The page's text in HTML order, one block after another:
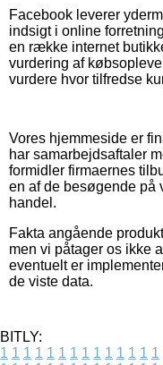
Facebook leverer
indsigt i online
en række internet
vurdering af
vurdere hvor tilfredse
Vores hjemmeside er
har samarbejdsaftaler
formidler firmaernes
en af de besøgende på
handel.
Fakta angående
men vi påtager os ikke
eventuelt er
de viste data.
BITLY:
1 1 1 1 1 1 1 1 1 1 1 1 1 1